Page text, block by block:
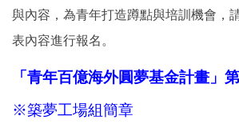
與內容，為青年打造蹲點與培訓機會，
表內容進行報名。
「青年百億海外圓夢基金計畫」
※築夢工場組簡章